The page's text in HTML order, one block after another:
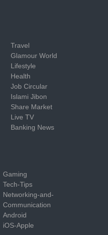
Travel
Glamour World
Lifestyle
Health
Job Circular
Islami Jibon
Share Market
Live TV
Banking News
Gaming
Tech-Tips
Networking-and-
Communication
Android
iOS-Apple